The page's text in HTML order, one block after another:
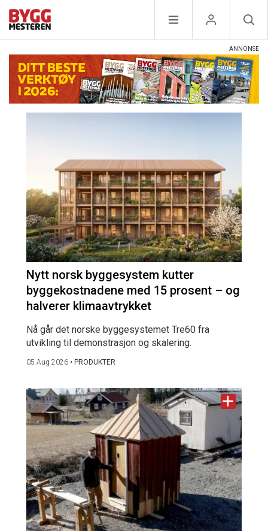
Nytt norsk byggesystem kutter
byggekostnadene med 15 prosent – og
halverer klimaavtrykket
Nå går det norske byggesystemet Tre60 fra
utvikling til demonstrasjon og skalering.
05 Aug 2026 • PRODUKTER